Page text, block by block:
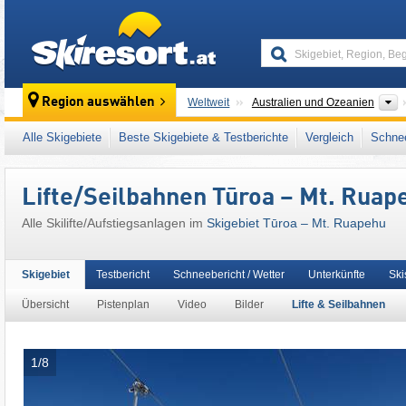
Region auswählen Weltweit Australien und Ozeanien
Dieses Skigebiet liegt auch in: Tongariro-
Alle Skigebiete Beste Skigebiete & Testberichte Vergleich
Lifte/Seilbahnen Tūroa – Mt.
Alle Skilifte/Aufstiegsanlagen im Skigebiet Tūroa – Mt. Ruapehu
Skigebiet
Übersicht Pistenplan Video Bilder Lifte & Seilbahnen
Testbericht Schneebericht / Wetter Unterkünfte
1/8